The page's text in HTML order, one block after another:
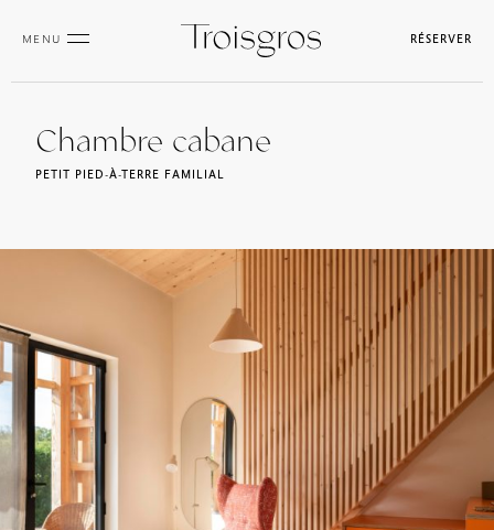
MENU RÉSERVER
Chambre cabane
PETIT PIED-À-TERRE FAMILIAL